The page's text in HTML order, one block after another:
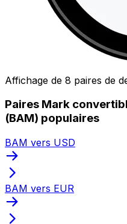
Affichage de 8 paires de
Paires Mark
(BAM) populaires
BAM vers USD
BAM vers EUR